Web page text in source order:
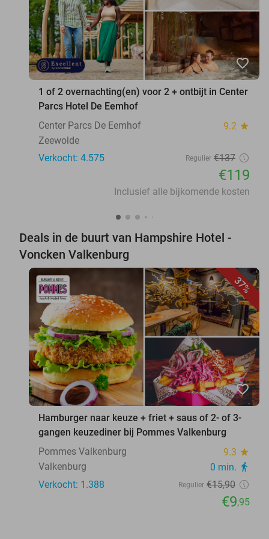
favorite_border
1 of 2 overnachting(en) voor 2 + ontbijt in Center
Parcs Hotel De Eemhof
Center Parcs De Eemhof
9.2 star
Zeewolde
Verkocht: 4.575
Regulier €137
€119
Inclusief alle bijkomende kosten
Deals in de buurt van Hampshire Hotel -
Voncken Valkenburg
37%
favorite_border
Hamburger naar keuze + friet + saus of 2- of 3-
gangen keuzediner bij Pommes Valkenburg
Pommes Valkenburg
9.3 star
Valkenburg 0 min. directions_walk
Verkocht: 1.388 Regulier €15,90
€9,95